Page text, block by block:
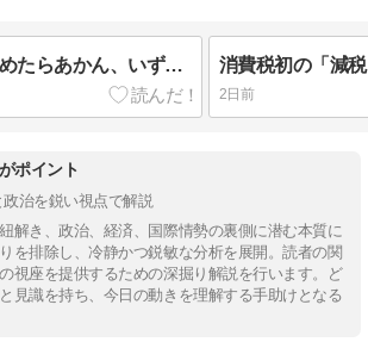
財務省には手を緩めたらあかん、いずれ歳入庁創設までやれば？で、米ではファウチもいよいよ逮捕？
2日前
ポイント
政治を鋭い視点で解説
解き、政治、経済、国際情勢の裏側に潜む本質に
を排除し、冷静かつ鋭敏な分析を展開。読者の関
視座を提供するための深掘り解説を行います。ど
見識を持ち、今日の動きを理解する手助けとなる